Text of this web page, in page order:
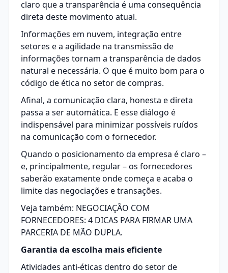
claro que a transparência é uma consequência
direta deste movimento atual.
Informações em nuvem, integração entre
setores e a agilidade na transmissão de
informações tornam a transparência de dados
natural e necessária. O que é muito bom para o
código de ética no setor de compras.
Afinal, a comunicação clara, honesta e direta
passa a ser automática. E esse diálogo é
indispensável para minimizar possíveis ruídos
na comunicação com o fornecedor.
Quando o posicionamento da empresa é claro –
e, principalmente, regular – os fornecedores
saberão exatamente onde começa e acaba o
limite das negociações e transações.
Veja também: NEGOCIAÇÃO COM
FORNECEDORES: 4 DICAS PARA FIRMAR UMA
PARCERIA DE MÃO DUPLA.
Garantia da escolha mais eficiente
Atividades anti-éticas dentro do setor de